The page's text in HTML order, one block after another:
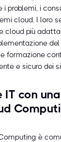
i problemi, i
cloud. I loro
cloud più
formazione
e sicuro dei
con
è